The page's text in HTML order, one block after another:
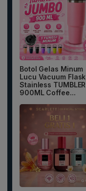
Botol Gelas Minum
Lucu Vacuum Flask
Stainless TUMBLER
900ML Coffee...